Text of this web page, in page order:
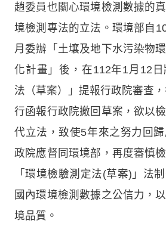
趙委員也關心環境檢測數據的
境檢測專法的立法。環境部自
月委辦「土壤及地下水污染物
化計畫」後，在112年1月12
法（草案）」提報行政院審查
行函報行政院撤回草案，欲以
代立法，致使5年來之努力回
政院應督同環境部，再度審慎
「環境檢驗測定法(草案)」法
國內環境檢測數據之公信力，
境品質。